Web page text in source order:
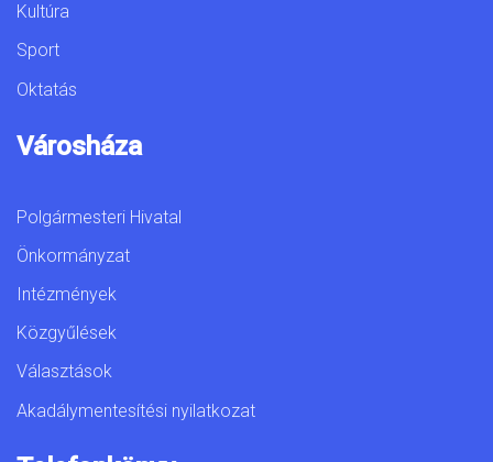
Kultúra
Sport
Oktatás
Városháza
Polgármesteri Hivatal
Önkormányzat
Intézmények
Közgyűlések
Választások
Akadálymentesítési nyilatkozat